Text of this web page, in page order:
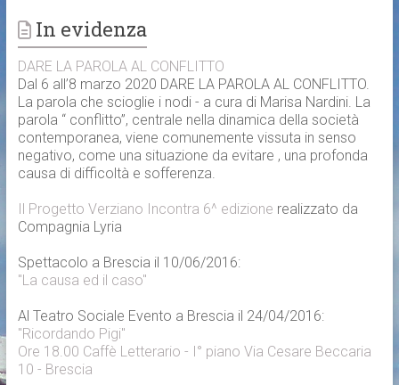
In evidenza
DARE LA PAROLA AL CONFLITTO
Dal 6 all’8 marzo 2020 DARE LA PAROLA AL CONFLITTO.
La parola che scioglie i nodi - a cura di Marisa Nardini. La
parola “ conflitto”, centrale nella dinamica della società
contemporanea, viene comunemente vissuta in senso
negativo, come una situazione da evitare , una profonda
causa di difficoltà e sofferenza.
Il Progetto Verziano Incontra 6^ edizione realizzato da
Compagnia Lyria
Spettacolo a Brescia il 10/06/2016:
"La causa ed il caso"
Al Teatro Sociale Evento a Brescia il 24/04/2016:
"Ricordando Pigi"
Ore 18.00 Caffè Letterario - I° piano Via Cesare Beccaria
10 - Brescia